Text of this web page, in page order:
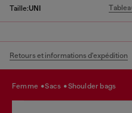
Taille:UNI
Retours et informations d'expédition
femme sacs shoulder bags